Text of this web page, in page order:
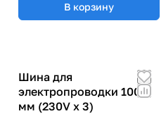
В корзину
Шина для
электропроводки 1000
мм (230V x 3)